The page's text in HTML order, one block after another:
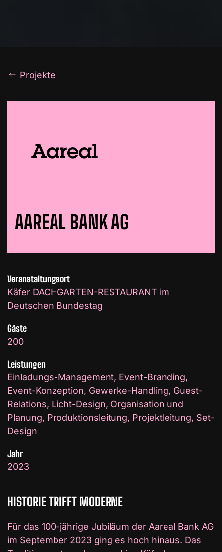
Projekte
AAREAL BANK AG
Veranstaltungsort
Käfer DACHGARTEN-RESTAURANT im
Deutschen Bundestag
Gäste
200
Leistungen
Einladungs-Management, Event-Branding,
Event-Konzeption, Gewerke-Handling, Guest-
Relations, Licht-Design, Organisation und
Planung, Produktionsleitung, Projektleitung, Set-
Design
Jahr
2023
HISTORIE TRIFFT MODERNE
Für das 100-jährige Jubiläum der Aareal Bank AG
im September 2023 ging es hoch hinaus. Das